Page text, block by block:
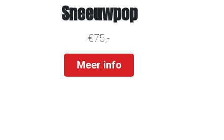
Sneeuwpop
€75,-
Meer info